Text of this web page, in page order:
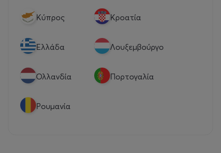
Κύπρος Κροατία
Eλλάδα Λουξεμβούργο
Ολλανδία Πορτογαλία
Ρουμανία